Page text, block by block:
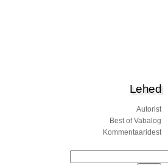
Lehed
Autorist
Best of Vabalog
Kommentaaridest